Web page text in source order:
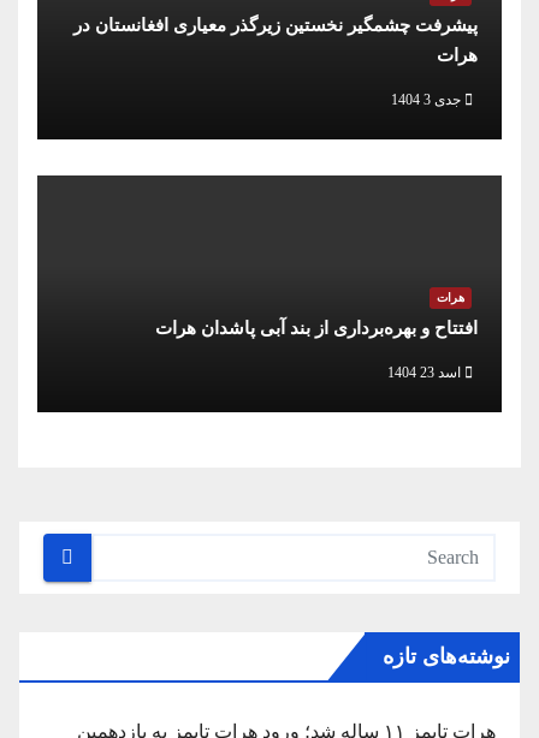
پیشرفت چشمگیر نخستین زیرگذر معیاری افغانستان در
هرات
جدی 3 1404
هرات
افتتاح و بهره‌برداری از بند آبی پاشدان هرات
اسد 23 1404
نوشته‌های تازه
هرات تایمز ۱۱ ساله شد؛ ورود هرات تایمز به یازدهمین